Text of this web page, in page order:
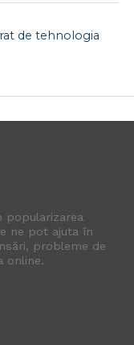
de tehnologia
popularizarea
ne pot ajuta în
probleme de
online.